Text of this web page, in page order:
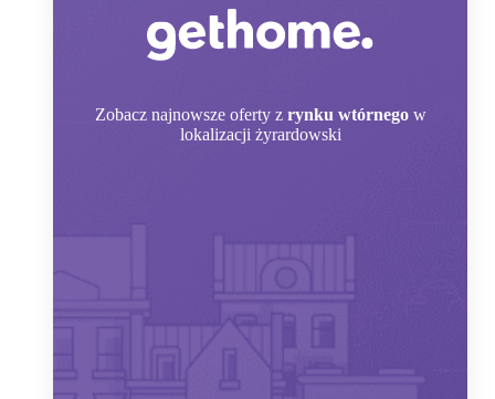
Zobacz najnowsze oferty z rynku wtórnego w
lokalizacji żyrardowski